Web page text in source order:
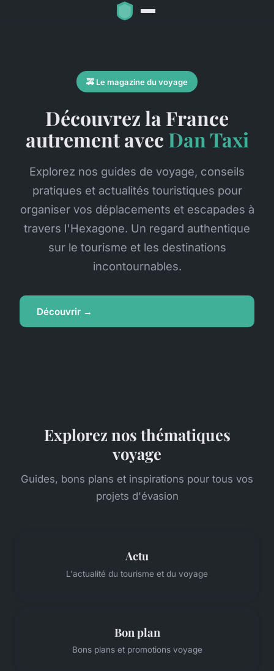
🚕 Le magazine du voyage
Découvrez la France
autrement avec Dan Taxi
Explorez nos guides de voyage, conseils
pratiques et actualités touristiques pour
organiser vos déplacements et escapades à
travers l'Hexagone. Un regard authentique
sur le tourisme et les destinations
incontournables.
Découvrir →
Explorez nos thématiques
voyage
Guides, bons plans et inspirations pour tous vos
projets d'évasion
Actu
L'actualité du tourisme et du voyage
Bon plan
Bons plans et promotions voyage